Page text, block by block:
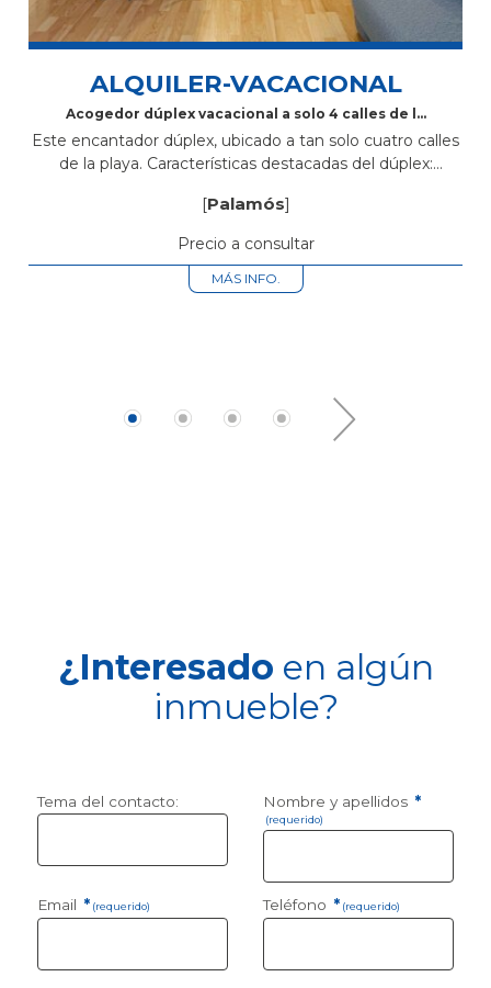
ALQUILER-VACACIONAL
Acogedor dúplex vacacional a solo 4 calles de la
terraza y más
Este encantador dúplex, ubicado a tan solo cuatro calles
de la playa. Características destacadas del dúplex:
solo cuatro calles de la playa, este...
[Palamós]
Precio a consultar
MÁS INFO.
¿Interesado en algún
inmueble?
Tema del contacto: Nombre y apellidos *
(requerido)
Email * (requerido) Teléfono * (requerido)